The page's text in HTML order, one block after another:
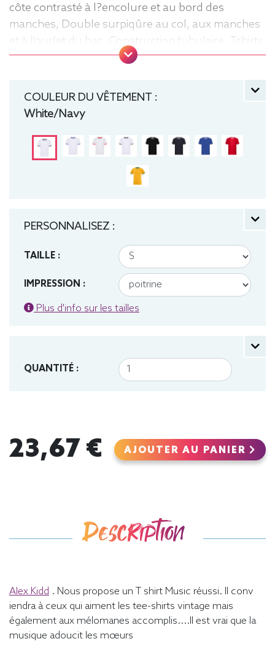
côte contrasté à l?encolure et au bord des
manches, Double surpiqûre au col, aux manches
et à l'ourlet du bas, Construction tubulaire, Tshirts
Ringer, Tee-shirt, manche courte, Léger, Homme,
COULEUR DU VÊTEMENT :
White/Navy
PERSONNALISEZ :
TAILLE :
IMPRESSION :
Plus d'info sur les tailles
QUANTITÉ :
23,67 € AJOUTER AU PANIER
Description
Alex Kidd . Nous propose un T shirt Music réussi. Il conv
iendra à ceux qui aiment les tee-shirts vintage mais
également aux mélomanes accomplis....Il est vrai que la
musique adoucit les mœurs